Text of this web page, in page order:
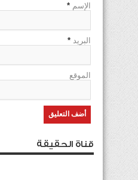
الإسم *
البريد *
الموقع
قناة الحقيقة